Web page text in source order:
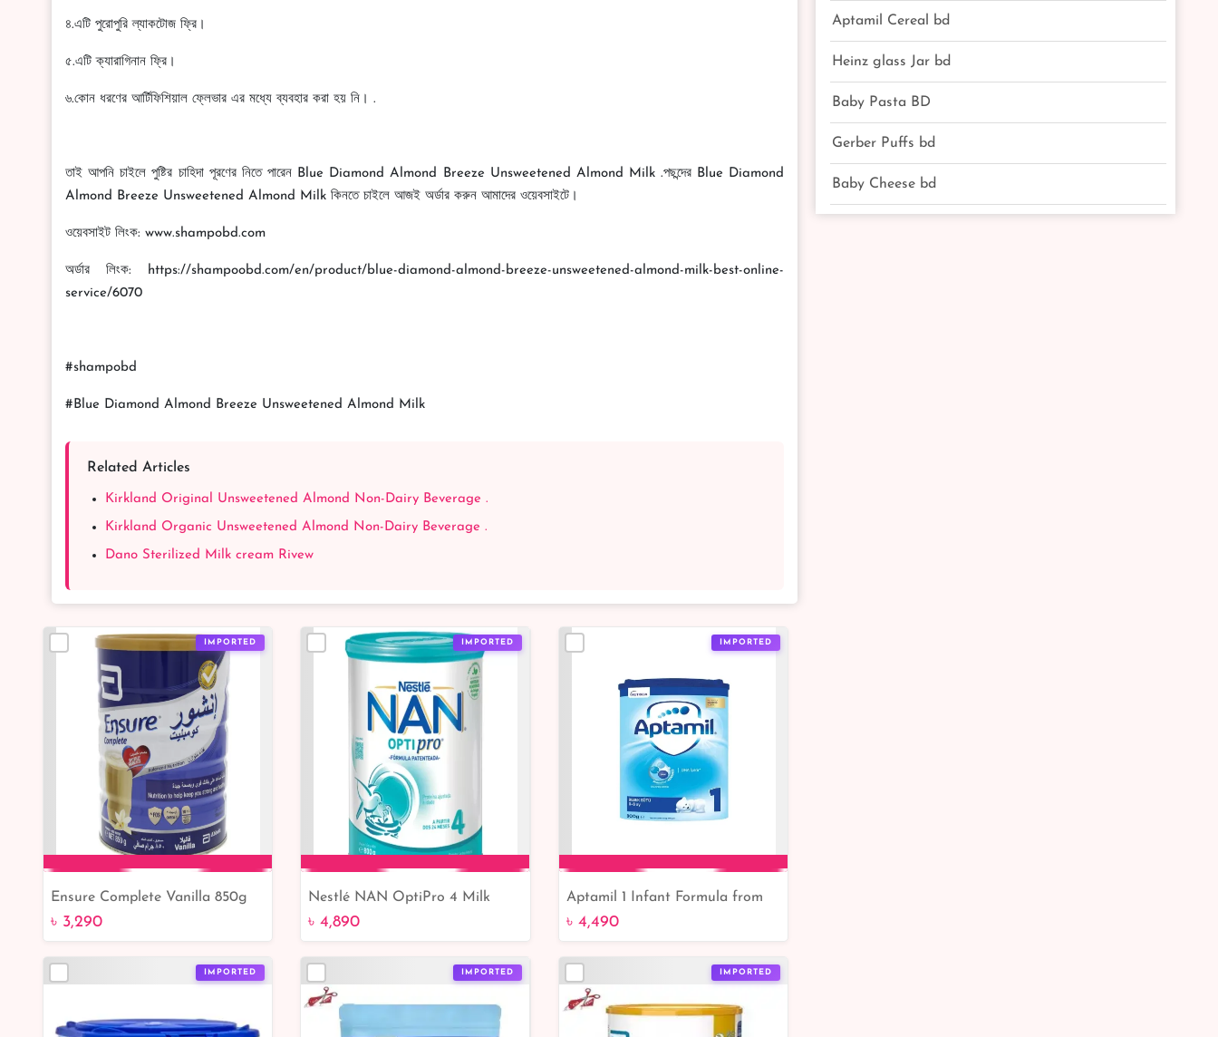
৪.এটি পুরোপুরি ল্যাকটোজ ফ্রি।
৫.এটি ক্যারাগিনান ফ্রি।
৬.কোন ধরণের আর্টিফিশিয়াল ফ্লেভার এর মধ্যে ব্যবহার করা হয় নি। .
তাই আপনি চাইলে পুষ্টির চাহিদা পূরণের নিতে পারেন Blue Diamond Almond Breeze Unsweetened Almond Milk .পছন্দের Blue Diamond
Almond Breeze Unsweetened Almond Milk কিনতে চাইলে আজই অর্ডার করুন আমাদের ওয়েবসাইটে।
ওয়েবসাইট লিংক: www.shampobd.com
অর্ডার লিংক: https://shampoobd.com/en/product/blue-diamond-almond-breeze-unsweetened-almond-milk-best-online-
service/6070
#shampobd
#Blue Diamond Almond Breeze Unsweetened Almond Milk
Related Articles
Kirkland Original Unsweetened Almond Non-Dairy Beverage .
Kirkland Organic Unsweetened Almond Non-Dairy Beverage .
Dano Sterilized Milk cream Rivew
IMPORTED
Add to Cart
Ensure Complete Vanilla 850g
৳ 3,290
IMPORTED
Add to Cart
Nestlé NAN OptiPro 4 Milk
Growth 24m+ 800g
৳ 4,890
IMPORTED
Add to Cart
Aptamil 1 Infant Formula from
Birth to 6 Months – 900g |
৳ 4,490
IMPORTED IMPORTED IMPORTED
Aptamil Cereal bd
Heinz glass Jar bd
Baby Pasta BD
Gerber Puffs bd
Baby Cheese bd